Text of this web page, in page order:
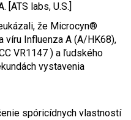
[ATS labs, U.S.]
že Microcyn®
víru Influenza A (A/HK68),
VR1147 ) a ľudského
vystavenia
spóricídnych vlastností